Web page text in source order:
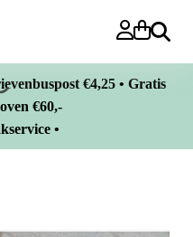
Zoeken
€4,25 • Gratis
€60,-
•